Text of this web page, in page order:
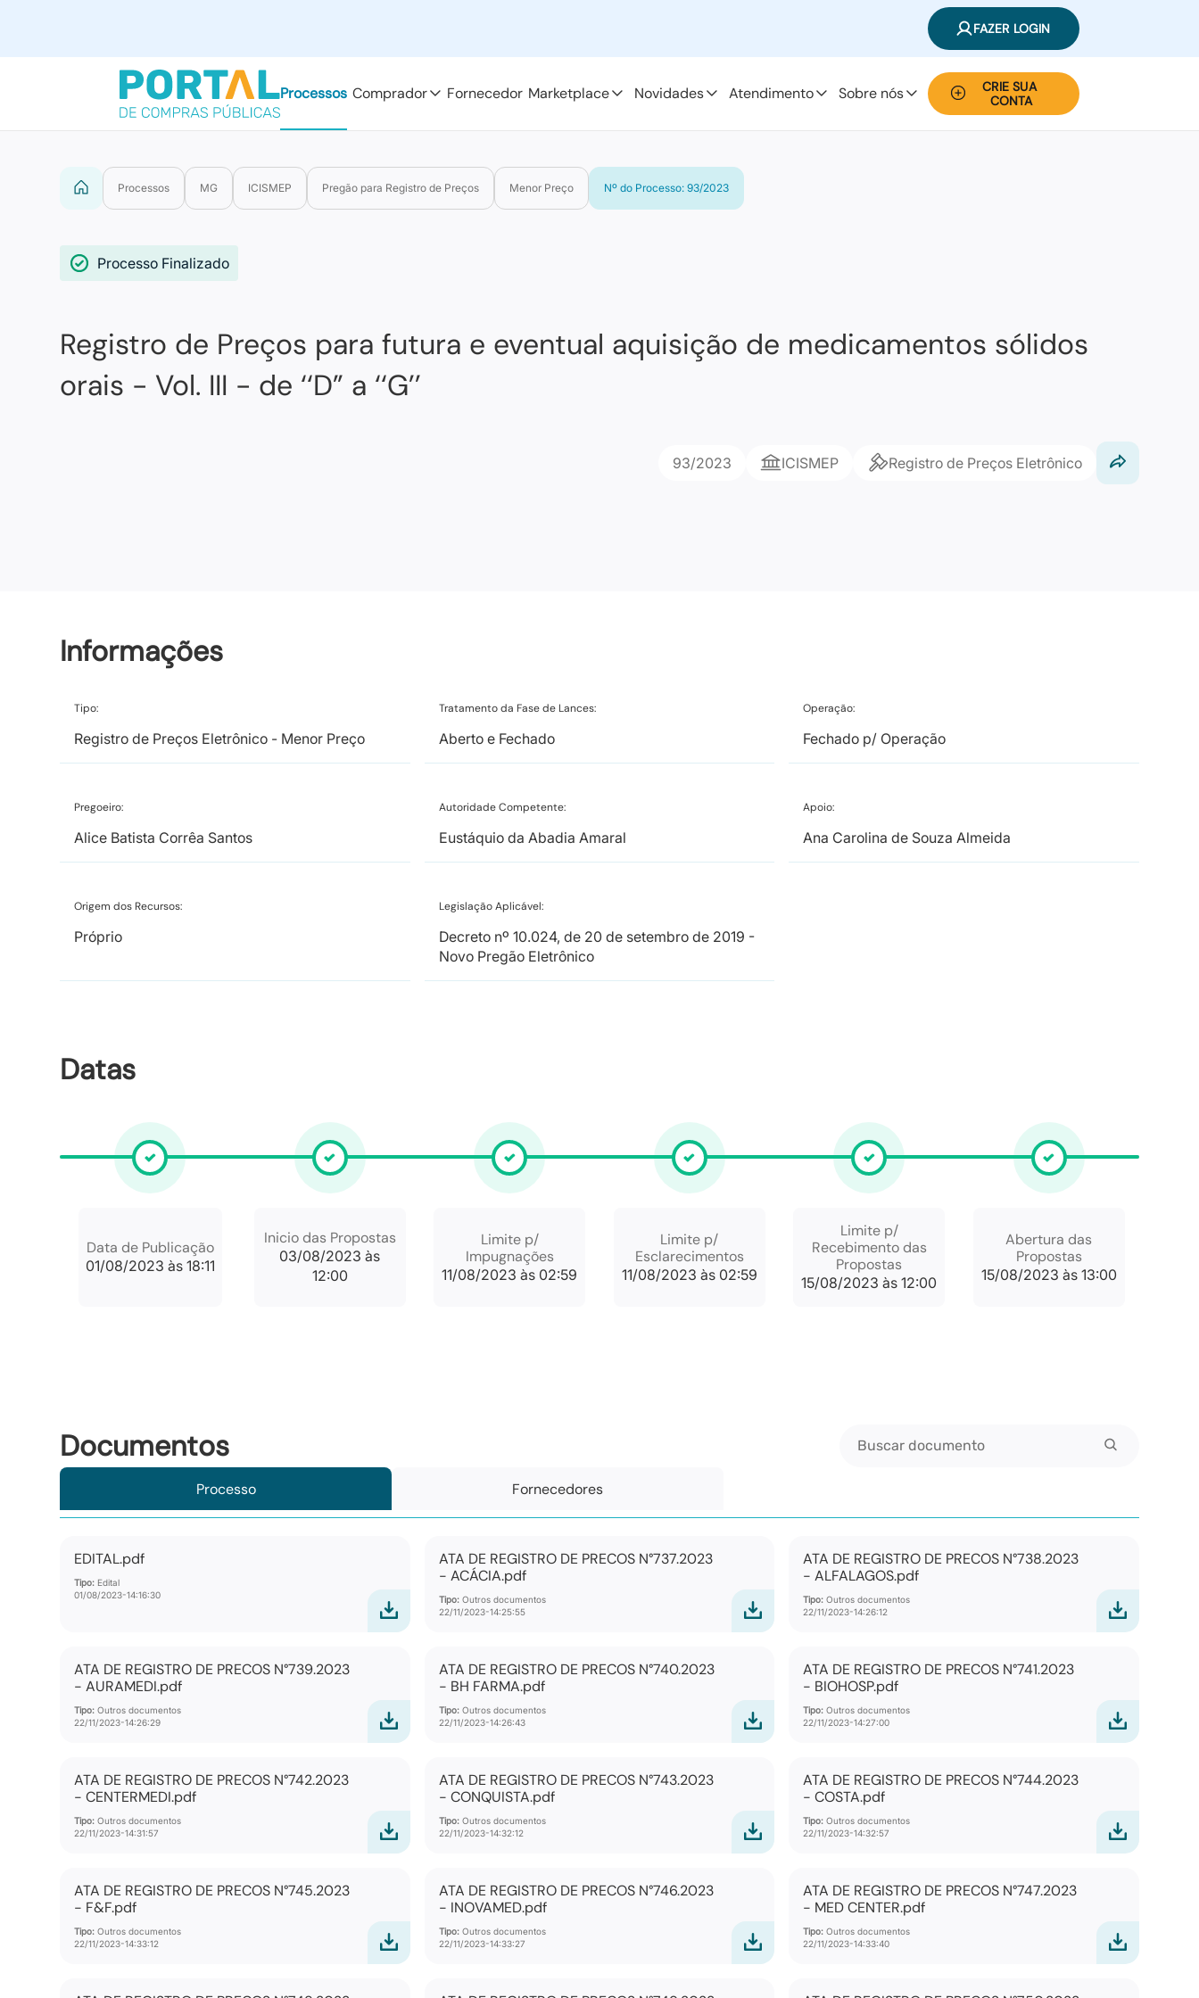
FAZER LOGIN
Processos Comprador Fornecedor Marketplace Novidades Atendimento Sobre nós
CRIE SUA
CONTA
Processos MG ICISMEP Pregão para Registro de Preços Menor Preço Nº do Processo: 93/2023
Processo Finalizado
Registro de Preços para futura e eventual aquisição de medicamentos sólidos
orais - Vol. III - de ‘‘D” a ‘‘G’’
93/2023 ICISMEP Registro de Preços Eletrônico
Informações
Tipo:
Registro de Preços Eletrônico - Menor Preço
Tratamento da Fase de Lances:
Aberto e Fechado
Operação:
Fechado p/ Operação
Pregoeiro:
Alice Batista Corrêa Santos
Autoridade Competente:
Eustáquio da Abadia Amaral
Apoio:
Ana Carolina de Souza Almeida
Origem dos Recursos:
Próprio
Legislação Aplicável:
Decreto nº 10.024, de 20 de setembro de 2019 -
Novo Pregão Eletrônico
Datas
Data de Publicação
01/08/2023 às 18:11
Inicio das Propostas
03/08/2023 às
12:00
Limite p/
Impugnações
11/08/2023 às 02:59
Limite p/
Esclarecimentos
11/08/2023 às 02:59
Limite p/
Recebimento das
Propostas
15/08/2023 às 12:00
Abertura das
Propostas
15/08/2023 às 13:00
Documentos
Processo Fornecedores
EDITAL.pdf
Tipo: Edital
01/08/2023-14:16:30
ATA DE REGISTRO DE PRECOS N°737.2023
- ACÁCIA.pdf
Tipo:Outros documentos
22/11/2023-14:25:55
ATA DE REGISTRO DE PRECOS N°738.2023
- ALFALAGOS.pdf
Tipo: Outros documentos
22/11/2023-14:26:12
ATA DE REGISTRO DE PRECOS N°739.2023
- AURAMEDI.pdf
Tipo: Outros documentos
22/11/2023-14:26:29
ATA DE REGISTRO DE PRECOS N°740.2023
- BH FARMA.pdf
Tipo:Outros documentos
22/11/2023-14:26:43
ATA DE REGISTRO DE PRECOS N°741.2023
- BIOHOSP.pdf
Tipo: Outros documentos
22/11/2023-14:27:00
ATA DE REGISTRO DE PRECOS N°742.2023
- CENTERMEDI.pdf
Tipo: Outros documentos
22/11/2023-14:31:57
ATA DE REGISTRO DE PRECOS N°743.2023
- CONQUISTA.pdf
Tipo:Outros documentos
22/11/2023-14:32:12
ATA DE REGISTRO DE PRECOS N°744.2023
- COSTA.pdf
Tipo: Outros documentos
22/11/2023-14:32:57
ATA DE REGISTRO DE PRECOS N°745.2023
- F&F.pdf
Tipo: Outros documentos
22/11/2023-14:33:12
ATA DE REGISTRO DE PRECOS N°746.2023
- INOVAMED.pdf
Tipo:Outros documentos
22/11/2023-14:33:27
ATA DE REGISTRO DE PRECOS N°747.2023
- MED CENTER.pdf
Tipo: Outros documentos
22/11/2023-14:33:40